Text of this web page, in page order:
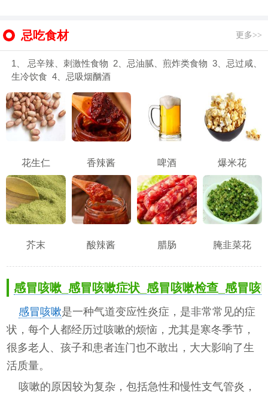
忌吃食材 更多>>
1、 忌辛辣、刺激性食物 2、忌油腻、煎炸类食物 3、忌过咸、
生冷饮食 4、忌吸烟酗酒
花生仁 香辣酱 啤酒 爆米花
芥末 酸辣酱 腊肠 腌韭菜花
感冒咳嗽_感冒咳嗽症状_感冒咳嗽检查_感冒咳
感冒咳嗽是一种气道变应性炎症，是非常常见的症
状，每个人都经历过咳嗽的烦恼，尤其是寒冬季节，
很多老人、孩子和患者连门也不敢出，大大影响了生
活质量。
咳嗽的原因较为复杂，包括急性和慢性支气管炎，